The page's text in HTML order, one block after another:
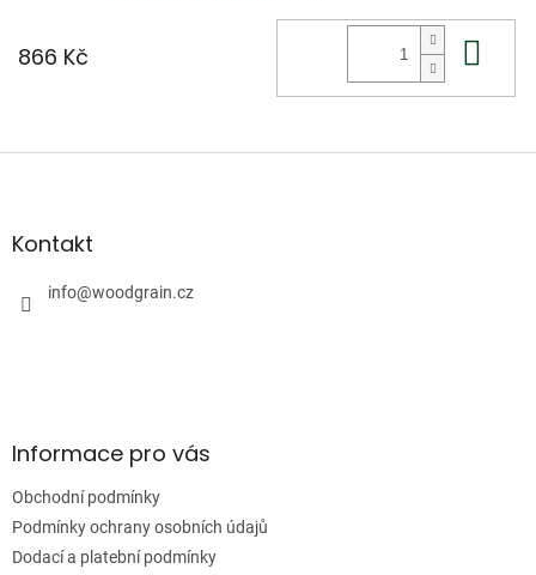
866 Kč
Z
aKontakt
info@woodgrain.cz
Informace pro vás
Obchodní podmínky
Podmínky ochrany osobních údajů
Dodací a platební podmínky